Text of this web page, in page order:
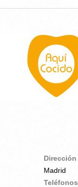
Dirección
Madrid
Teléfonos